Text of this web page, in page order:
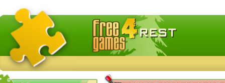
FreeGames4Rrest - Gratis-Download-Spiele, kostenlose